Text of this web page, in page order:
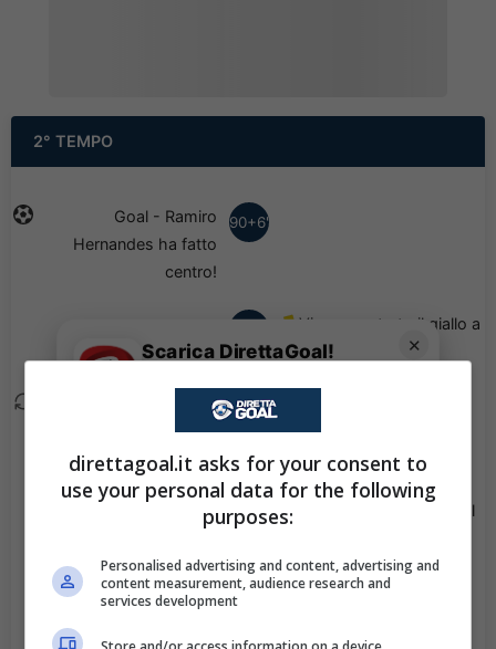
2° TEMPO
90+6'
Goal - Ramiro
Hernandes ha fatto
centro!
Viene mostrato il giallo a
Mateo Del Blanco.
90+1'
Emiliano Ariel Rigoni
esce, al suo posto
Alvaro Ocampo.
90'
Lautaro Vargas esce, al
Solari.
✕
Scarica DirettaGoal!
Con i pronostici dei migliori Tipster!
direttagoal.it asks for your consent to
use your personal data for the following
purposes:
Personalised advertising and content, advertising and
content measurement, audience research and
services development